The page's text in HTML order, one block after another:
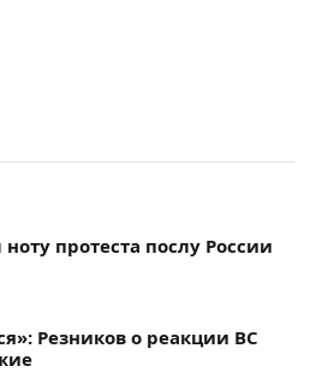
протеста послу России
Резников о реакции ВС